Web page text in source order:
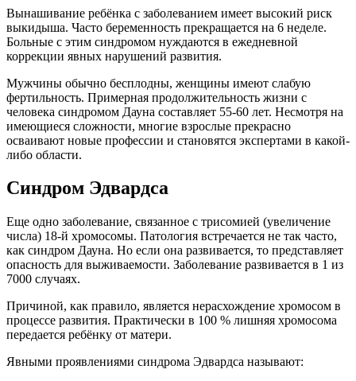
Вынашивание ребёнка с заболеванием имеет высокий риск
выкидыша. Часто беременность прекращается на 6 неделе.
Больные с этим синдромом нуждаются в ежедневной
коррекции явных нарушений развития.
Мужчины обычно бесплодны, женщины имеют слабую
фертильность. Примерная продолжительность жизни с
человека синдромом Дауна составляет 55-60 лет. Несмотря на
имеющиеся сложности, многие взрослые прекрасно
осваивают новые профессии и становятся экспертами в какой-
либо области.
Синдром Эдвардса
Еще одно заболевание, связанное с трисомией (увеличение
числа) 18-й хромосомы. Патология встречается не так часто,
как синдром Дауна. Но если она развивается, то представляет
опасность для выживаемости. Заболевание развивается в 1 из
7000 случаях.
Причиной, как правило, является нерасхождение хромосом в
процессе развития. Практически в 100 % лишняя хромосома
передается ребёнку от матери.
Явными проявлениями синдрома Эдвардса называют: